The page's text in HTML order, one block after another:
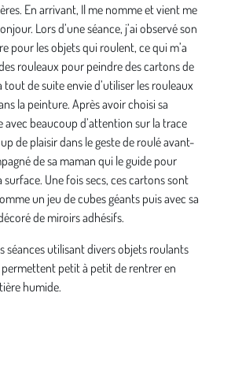
En arrivant, Il me nomme et vient me
Lors d’une séance, j’ai observé son
pour les objets qui roulent, ce qui m’a
rouleaux pour peindre des cartons de
tout de suite envie d’utiliser les rouleaux
la peinture. Après avoir choisi sa
avec beaucoup d’attention sur la trace
de plaisir dans le geste de roulé avant-
de sa maman qui le guide pour
surface. Une fois secs, ces cartons sont
un jeu de cubes géants puis avec sa
de miroirs adhésifs.
séances utilisant divers objets roulants
petit à petit de rentrer en
humide.